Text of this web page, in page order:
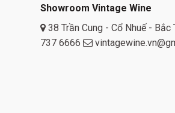
Showroom Vintage Wine
38 Trần Cung - Cổ Nhuế -
737 6666